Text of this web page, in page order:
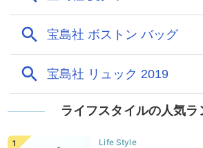
ライフスタイルの人気ラ